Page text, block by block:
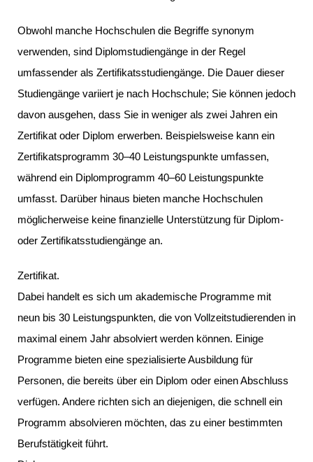
Obwohl manche Hochschulen die Begriffe synonym
verwenden, sind Diplomstudiengänge in der Regel
umfassender als Zertifikatsstudiengänge. Die Dauer dieser
Studiengänge variiert je nach Hochschule; Sie können jedoch
davon ausgehen, dass Sie in weniger als zwei Jahren ein
Zertifikat oder Diplom erwerben. Beispielsweise kann ein
Zertifikatsprogramm 30–40 Leistungspunkte umfassen,
während ein Diplomprogramm 40–60 Leistungspunkte
umfasst. Darüber hinaus bieten manche Hochschulen
möglicherweise keine finanzielle Unterstützung für Diplom-
oder Zertifikatsstudiengänge an.
Zertifikat.
Dabei handelt es sich um akademische Programme mit
neun bis 30 Leistungspunkten, die von Vollzeitstudierenden in
maximal einem Jahr absolviert werden können. Einige
Programme bieten eine spezialisierte Ausbildung für
Personen, die bereits über ein Diplom oder einen Abschluss
verfügen. Andere richten sich an diejenigen, die schnell ein
Programm absolvieren möchten, das zu einer bestimmten
Berufstätigkeit führt.